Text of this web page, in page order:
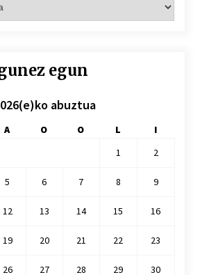
egun
abuztua
A O O L
I
1
2
5 6 7 8 9
12 13 14 15 16
19 20 21 22 23
26 27 28 29 30